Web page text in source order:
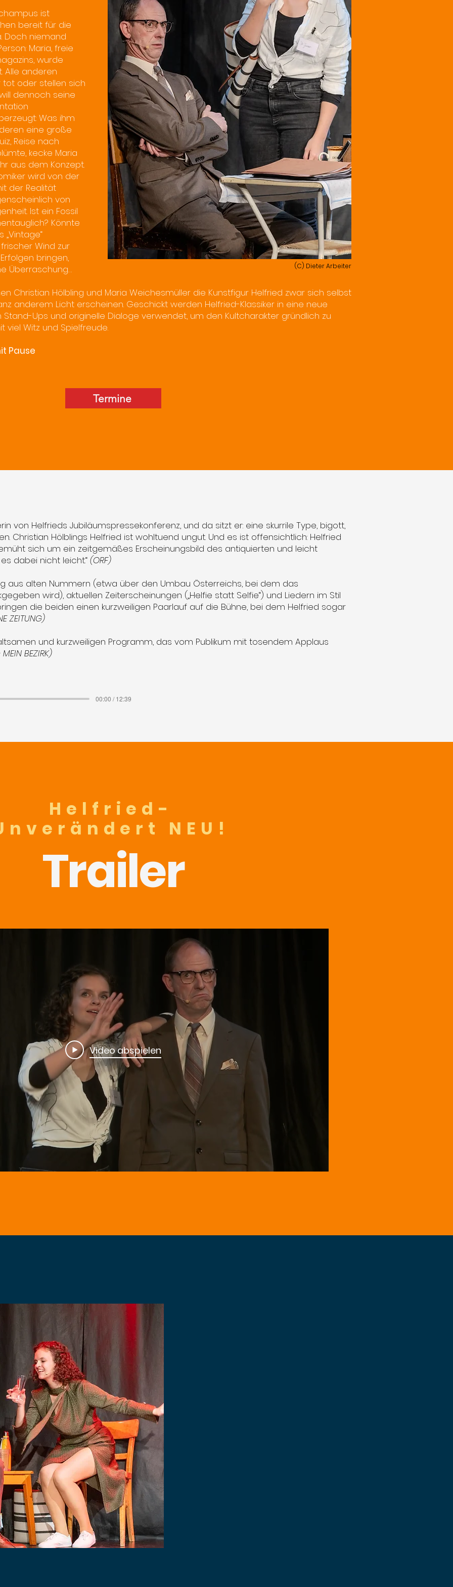
ist
bereit für die
Doch niemand
Maria, freie
wurde
Alle anderen
tot oder stellen sich
dennoch seine
Was ihm
eine große
Reise nach
kecke Maria
aus dem Konzept.
wird von der
der Realität
von
Ist ein Fossil
Könnte
Wind zur
bringen,
Überraschung…
(C) Dieter Arbeiter
Christian Hölbling und Maria Weichesmüller die Kunstfigur Helfried zwar sich selbst
anderem Licht erscheinen. Geschickt werden Helfried-Klassiker in eine neue
Ups und originelle Dialoge verwendet, um den Kultcharakter gründlich zu
viel Witz und Spielfreude.
Pause
Termine
von Helfrieds Jubiläumspressekonferenz, und da sitzt er: eine skurrile Type, bigott,
Christian Hölblings Helfried ist wohltuend ungut. Und es ist offensichtlich: Helfried
sich um ein zeitgemäßes Erscheinungsbild des antiquierten und leicht
dabei nicht leicht.“ (ORF)
aus alten Nummern (etwa über den Umbau Österreichs, bei dem das
wird), aktuellen Zeiterscheinungen („Helfie statt Selfie“) und Liedern im Stil
die beiden einen kurzweiligen Paarlauf auf die Bühne, bei dem Helfried sogar
ZEITUNG)
und kurzweiligen Programm, das vom Publikum mit tosendem Applaus
BEZIRK)
00:00 / 12:39
Helfried-
NEU!
Trailer
Video abspielen